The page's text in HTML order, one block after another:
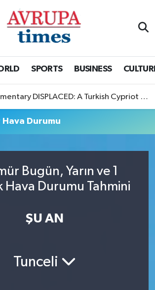
SPORTS BUSINESS
DISPLACED: A Turkish Cypriot Story is now available to watch
Hava Durumu
Bugün, Yarın ve 1
Hava Durumu Tahmini
ŞU AN
Tunceli
Haberleri